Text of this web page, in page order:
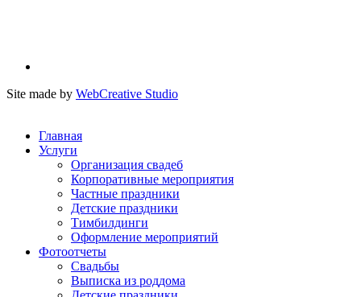
Site made by WebCreative Studio
Главная
Услуги
Организация свадеб
Корпоративные мероприятия
Частные праздники
Детские праздники
Тимбилдинги
Оформление мероприятий
Фотоотчеты
Cвадьбы
Выписка из роддома